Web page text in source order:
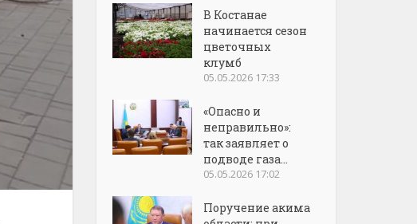
В Костанае
начинается сезон
цветочных
клумб
05.05.2026 17:33
«Опасно и
неправильно»:
так заявляет о
подводе газа...
05.05.2026 17:02
Поручение акима